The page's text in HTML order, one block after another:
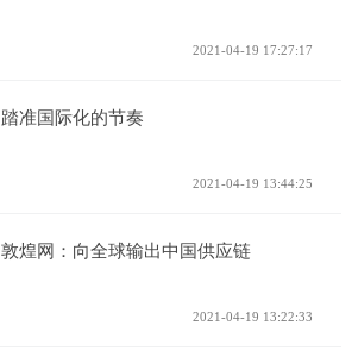
2021-04-19 17:27:17
踏准国际化的节奏
2021-04-19 13:44:25
敦煌网：向全球输出中国供应链
2021-04-19 13:22:33